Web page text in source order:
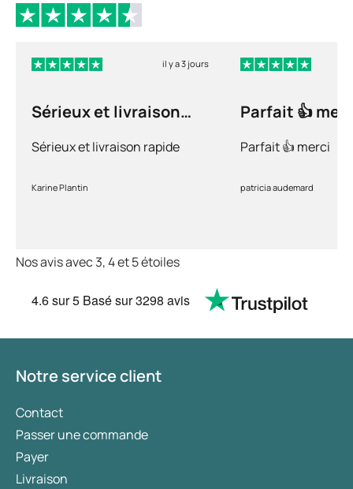
il y a 3 jours
Sérieux et livraison
Sérieux et livraison rapide
Karine Plantin
Parfait 👍
Parfait 👍 merci
patricia audemard
Nos avis avec 3, 4 et 5 étoiles
4.6sur 5 Basé sur3298 avis
Notre service client
Contact
Passer une commande
Payer
Livraison